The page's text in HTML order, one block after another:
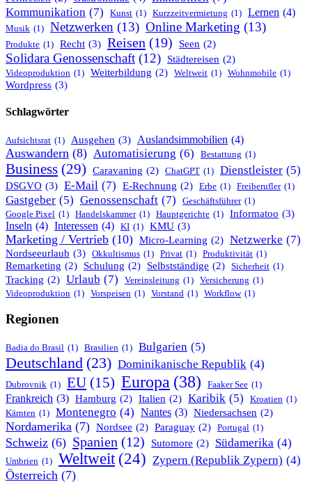
Kommunikation (7) Kunst (1) Kurzzeitvermietung (1) Lernen (4)
Musik (1) Netzwerken (13) Online Marketing (13)
Produkte (1) Recht (3) Reisen (19) Seen (2)
Solidara Genossenschaft (12) Städtereisen (2)
Videoproduktion (1) Weiterbildung (2) Weltweit (1) Wohnmobile (1)
Wordpress (3)
Schlagwörter
Aufsichtsrat (1) Ausgehen (3) Auslandsimmobilien (4)
Auswandern (8) Automatisierung (6) Bestattung (1)
Business (29) Caravaning (2) ChatGPT (1) Dienstleister (5)
DSGVO (3) E-Mail (7) E-Rechnung (2) Erbe (1) Freiberufler (1)
Gastgeber (5) Genossenschaft (7) Geschäftsführer (1)
Google Pixel (1) Handelskammer (1) Hauptgerichte (1) Informatoo (3)
Inseln (4) Interessen (4) KI (1) KMU (3)
Marketing / Vertrieb (10) Micro-Learning (2) Netzwerke (7)
Nordseeurlaub (3) Okkultismus (1) Privat (1) Produktivität (1)
Remarketing (2) Schulung (2) Selbstständige (2) Sicherheit (1)
Tracking (2) Urlaub (7) Vereinsleitung (1) Versicherung (1)
Videoproduktion (1) Vorspeisen (1) Vorstand (1) Workflow (1)
Regionen
Badia do Brasil (1) Brasilien (1) Bulgarien (5)
Deutschland (23) Dominikanische Republik (4)
Dubrovnik (1) EU (15) Europa (38) Faaker See (1)
Frankreich (3) Hamburg (2) Italien (2) Karibik (5) Kroatien (1)
Kärnten (1) Montenegro (4) Nantes (3) Niedersachsen (2)
Nordamerika (7) Nordsee (2) Paraguay (2) Portugal (1)
Schweiz (6) Spanien (12) Sutomore (2) Südamerika (4)
Umbrien (1) Weltweit (24) Zypern (Republik Zypern) (4)
Österreich (7)